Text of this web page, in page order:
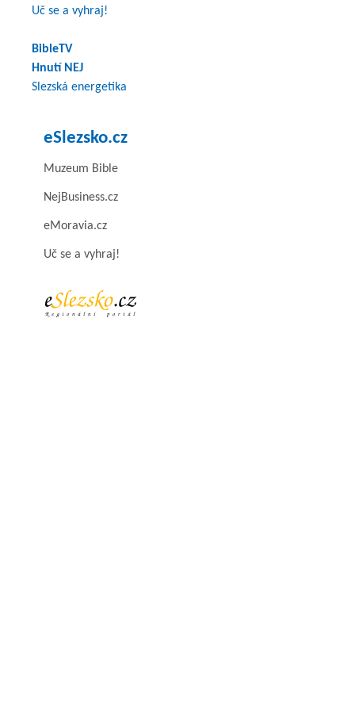
Uč se a vyhraj!
BibleTV
Hnutí NEJ
Slezská energetika
eSlezsko.cz
Muzeum Bible
NejBusiness.cz
eMoravia.cz
Uč se a vyhraj!